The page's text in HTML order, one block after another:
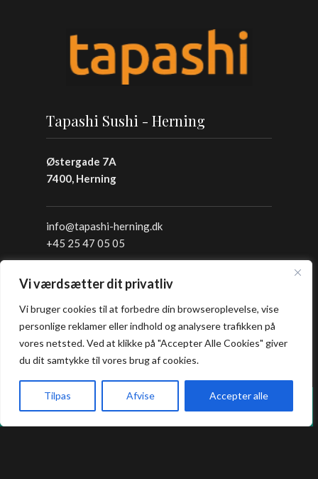
Vi værdsætter dit privatliv
Vi bruger cookies til at forbedre din browseroplevelse, vise
personlige reklamer eller indhold og analysere trafikken på
vores netsted. Ved at klikke på "Accepter Alle Cookies" giver
du dit samtykke til vores brug af cookies.
Tilpas Afvise Accepter alle
Vi holder lukket hver mandag i sommerferien.
Tapashi Sushi - Herning
Østergade 7A
7400, Herning
info@tapashi-herning.dk
+45 25 47 05 05
Tapashi Sushi - Aarhus
Klostergade 52
8000 Aarhus C
+45 86 82 82 82